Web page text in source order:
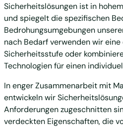
Sicherheitslösungen ist in
und spiegelt die spezifischen
Bedrohungsumgebungen
nach Bedarf verwenden wir eine
Sicherheitsstufe oder
Technologien für einen
In enger Zusammenarbeit mit
entwickeln wir
Anforderungen zugeschnitten
verdeckten Eigenschaften, die